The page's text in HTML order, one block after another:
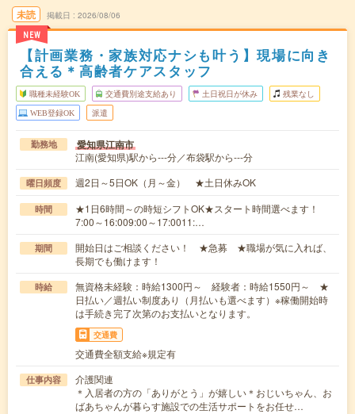
未読
NEW
掲載日 2026/08/06
【計画業務・家族対応ナシも叶う】現場に向き
合える＊高齢者ケアスタッフ
職種未経験OK 交通費別途支給あり 土日祝日が休み 残業なし
WEB登録OK 派遣
勤務地 愛知県江南市
江南(愛知県)駅から---分／布袋駅から---分
曜日頻度 週2日～5日OK（月～金） ★土日休みOK
時間
★1日6時間～の時短シフトOK★スタート時間選べます！
7:00～16:009:00～17:0011:…
期間
開始日はご相談ください！ ★急募 ★職場が気に入れば、
長期でも働けます！
時給
無資格未経験：時給1300円～ 経験者：時給1550円～ ★
日払い／週払い制度あり（月払いも選べます）※稼働開始時
は手続き完了次第のお支払いとなります。
交通費
交通費全額支給※規定有
仕事内容
介護関連
＊入居者の方の「ありがとう」が嬉しい＊おじいちゃん、お
ばあちゃんが暮らす施設での生活サポートをお任せ…